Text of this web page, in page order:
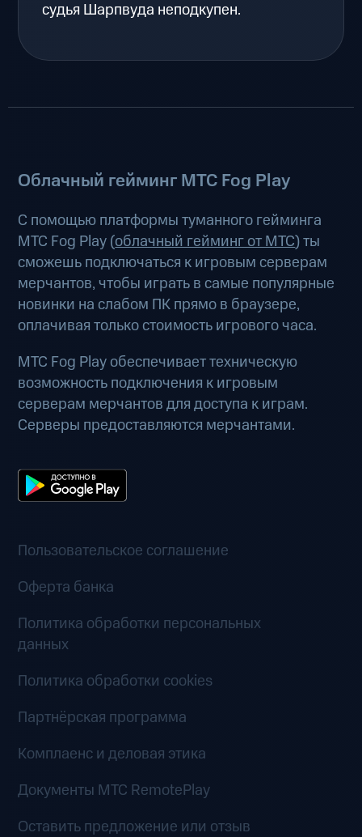
судья Шарпвуда неподкупен.
Облачный гейминг МТС Fog Play
С помощью платформы туманного гейминга
МТС Fog Play (облачный гейминг от МТС) ты
сможешь подключаться к игровым серверам
мерчантов, чтобы играть в самые популярные
новинки на слабом ПК прямо в браузере,
оплачивая только стоимость игрового часа.
МТС Fog Play обеспечивает техническую
возможность подключения к игровым
серверам мерчантов для доступа к играм.
Серверы предоставляются мерчантами.
Пользовательское соглашение
Оферта банка
Политика обработки персональных
данных
Политика обработки cookies
Партнёрская программа
Комплаенс и деловая этика
Документы MTC RemotePlay
Оставить предложение или отзыв